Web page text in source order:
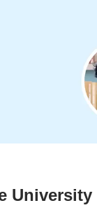
University